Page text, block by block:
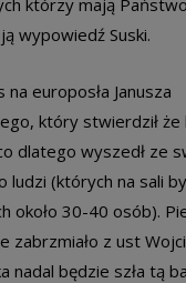
wypowiedź Suski.
na europosła Janusza
który stwierdził że
dlatego wyszedł ze
ludzi (których na sali
około 30-40 osób).
zabrzmiało z ust
nadal będzie szła tą